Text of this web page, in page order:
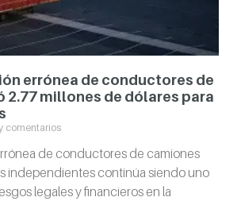
errónea de conductores de
2.77 millones de dólares para
comentarios
de conductores de camiones
independientes continúa siendo uno
legales y financieros en la